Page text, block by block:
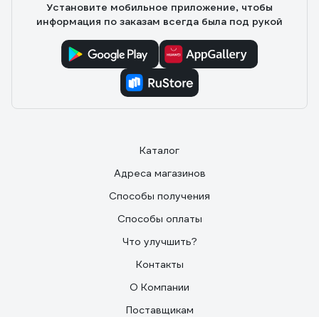
Установите мобильное приложение, чтобы
информация по заказам всегда была под рукой
Каталог
Адреса магазинов
Способы получения
Способы оплаты
Что улучшить?
Контакты
О Компании
Поставщикам